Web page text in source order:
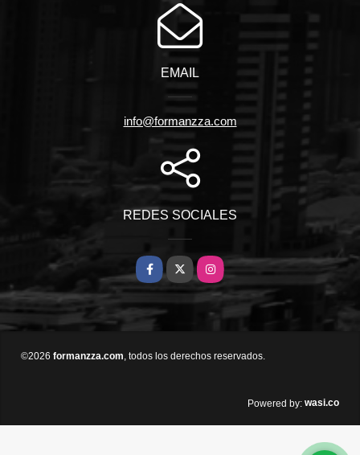
EMAIL
info@formanzza.com
REDES SOCIALES
Facebook
X Instagram
©2026 formanzza.com, todos los derechos reservados.
Powered by: wasi.co